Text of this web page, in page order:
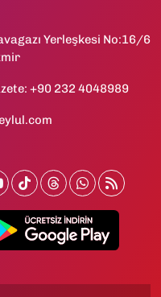
Yerleşkesi No:16/6
+90 232 4048989